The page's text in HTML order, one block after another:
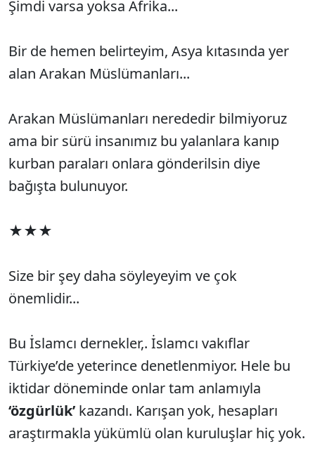
Şimdi varsa yoksa Afrika...
Bir de hemen belirteyim, Asya kıtasında yer
alan Arakan Müslümanları...
Arakan Müslümanları nerededir bilmiyoruz
ama bir sürü insanımız bu yalanlara kanıp
kurban paraları onlara gönderilsin diye
bağışta bulunuyor.
★★★
Size bir şey daha söyleyeyim ve çok
önemlidir...
Bu İslamcı dernekler,. İslamcı vakıflar
Türkiye’de yeterince denetlenmiyor. Hele bu
iktidar döneminde onlar tam anlamıyla
‘özgürlük’ kazandı. Karışan yok, hesapları
araştırmakla yükümlü olan kuruluşlar hiç yok.